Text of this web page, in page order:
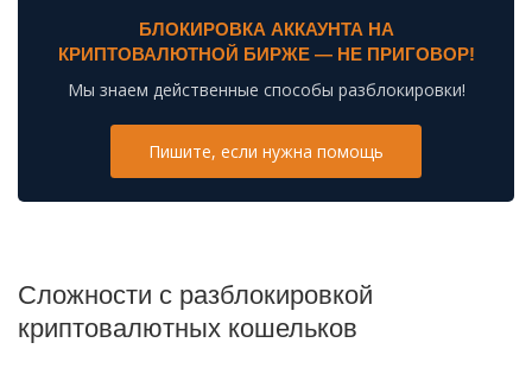
БЛОКИРОВКА АККАУНТА НА
КРИПТОВАЛЮТНОЙ БИРЖЕ — НЕ ПРИГОВОР!
Мы знаем действенные способы разблокировки!
Пишите, если нужна помощь
Сложности с разблокировкой
криптовалютных кошельков